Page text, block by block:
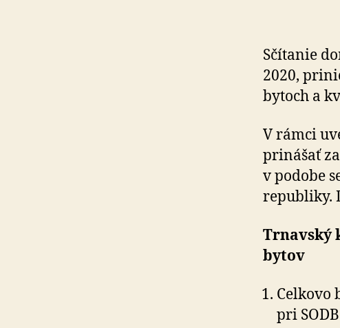
Sčítanie
2020,
bytoch a
V rámci
prinášať
v podobe
republiky.
Trnavský
bytov
Celkovo
pri